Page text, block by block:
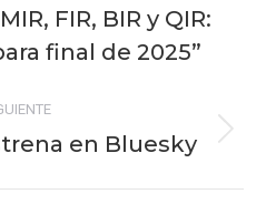
Publicación
anterior:
FIR, BIR y QIR:
final de 2025”
Publicaciónen Bluesky